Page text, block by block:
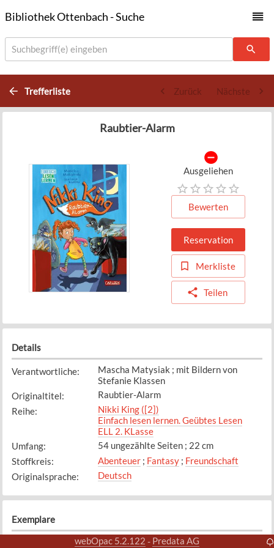
Bibliothek Ottenbach - Suche
Suchbegriff(e) eingeben
Trefferliste Zurück Nächste
Raubtier-Alarm
Ausgeliehen
Bewerten
Reservation
Merkliste
Teilen
Details
Verantwortliche:
Mascha Matysiak ; mit Bildern von
Stefanie Klassen
Originaltitel:
Raubtier-Alarm
Reihe:
Nikki King ([2])
Einfach lesen lernen. Geübtes Lesen
ELL 2. KLasse
Umfang:
54 ungezählte Seiten ; 22 cm
Stoffkreis: Abenteuer; Fantasy; Freundschaft
Originalsprache: Deutsch
Exemplare
webOpac 5.2.122 - Predata AG